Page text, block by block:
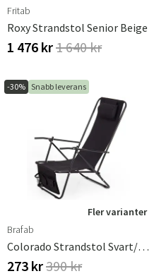
Sverige
Fritab
Roxy Strandstol Senior Beige
1 476 kr1 640 kr
-30% Snabb leverans
Fler varianter
Brafab
Colorado Strandstol Svart/svart
273 kr390 kr